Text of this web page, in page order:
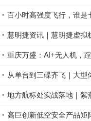
重庆万盛：AI+无人机，
从单台到三碟齐飞｜大
地方航标处实战落地｜紫